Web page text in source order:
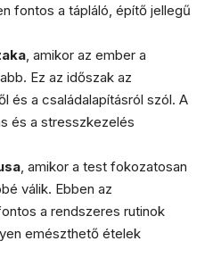
fontos a tápláló, építő jellegű
, amikor az ember a
Ez az időszak az
és a családalapításról szól. A
és a stresszkezelés
, amikor a test fokozatosan
válik. Ebben az
a rendszeres rutinok
emészthető ételek